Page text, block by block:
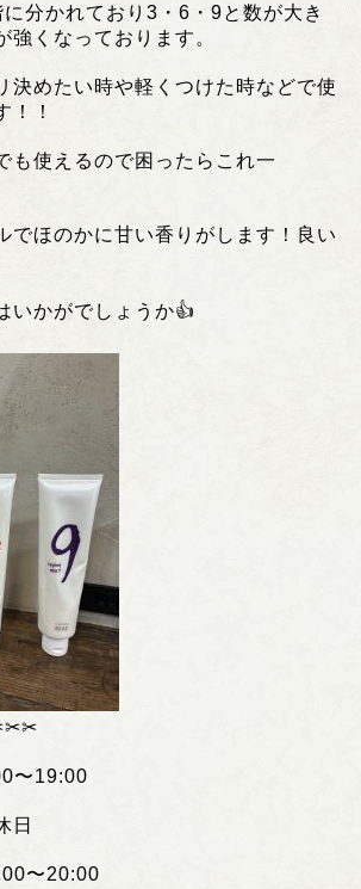
分かれており3・6・9と数が大き
強くなっております。
決めたい時や軽くつけた時などで使
！！
も使えるので困ったらこれ一
でほのかに甘い香りがします！良い
いかがでしょうか👍
〜19:00
日
〜20:00